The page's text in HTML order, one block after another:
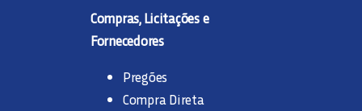
Compras, Licitações e
Fornecedores
Pregões
Compra Direta